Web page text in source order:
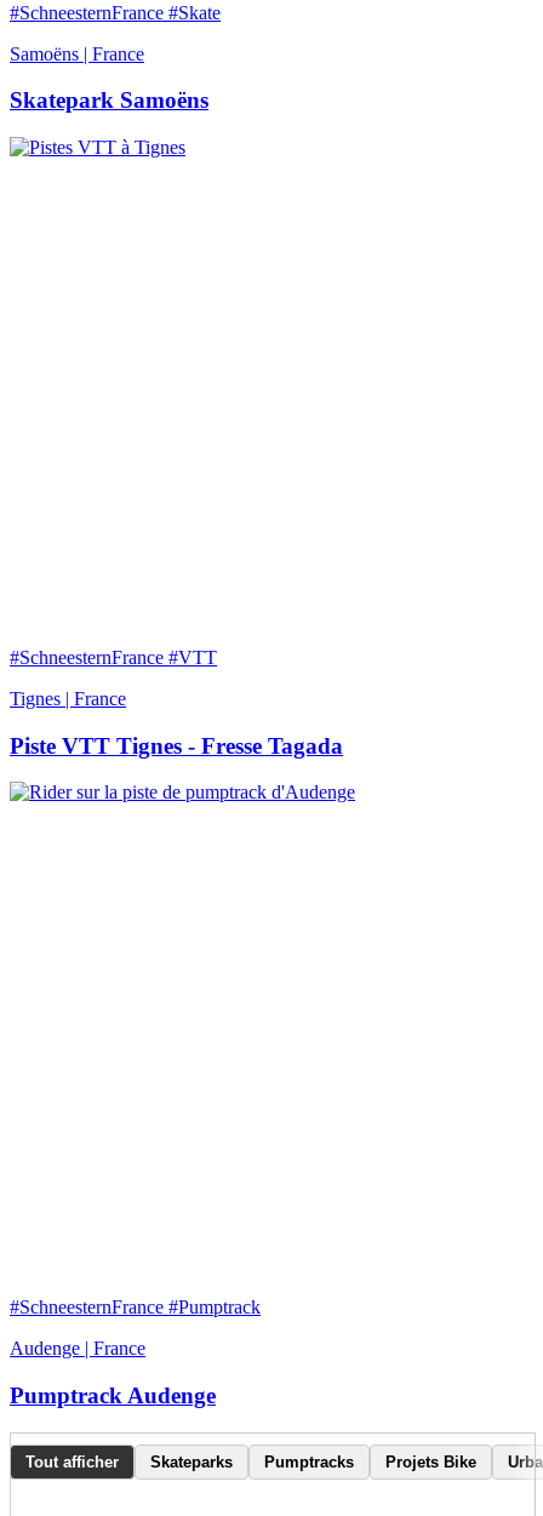
#SchneesternFrance #Skate
Samoëns | France
Skatepark Samoëns
#SchneesternFrance #VTT
Tignes | France
Piste VTT Tignes - Fresse Tagada
#SchneesternFrance #Pumptrack
Audenge | France
Pumptrack Audenge
Tout afficher Skateparks Pumptracks Projets Bike